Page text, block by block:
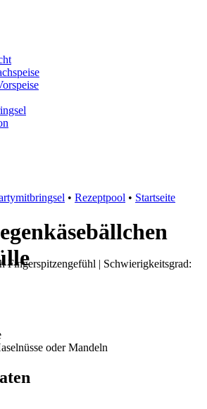
• Rezeptpool • Startseite
Fingerspitzengefühl | Schwierigkeitsgrad:
oder Mandeln